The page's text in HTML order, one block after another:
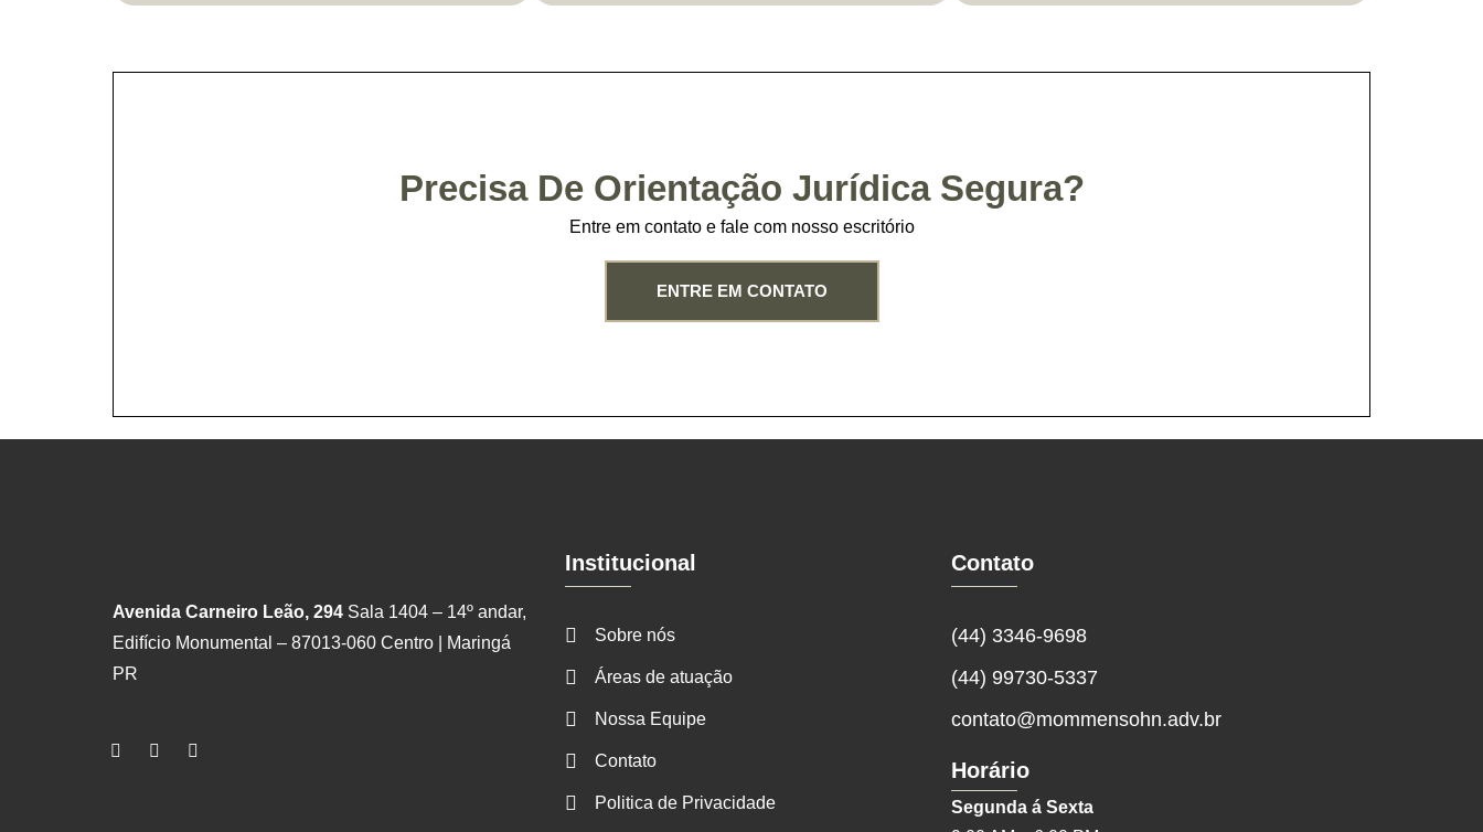
Precisa De Orientação Jurídica Segura?
Entre em contato e fale com nosso escritório
ENTRE EM CONTATO
Avenida Carneiro Leão, 294 Sala 1404 – 14º andar,
Edifício Monumental – 87013-060 Centro | Maringá
PR
Institucional
Sobre nós
Áreas de atuação
Nossa Equipe
Contato
Politica de Privacidade
Contato
(44) 3346-9698
(44) 99730-5337
contato@mommensohn.adv.br
Horário
Segunda á Sexta